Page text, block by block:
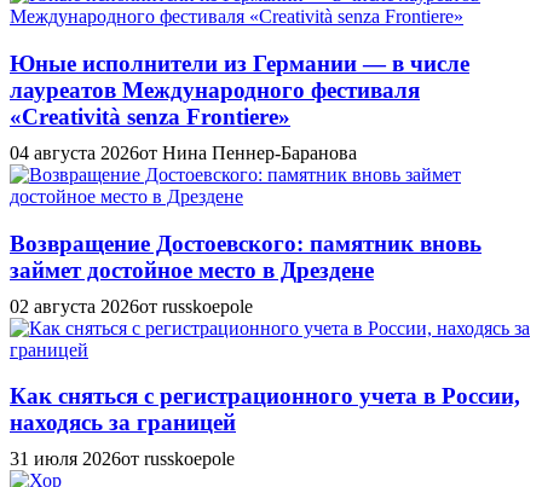
Юные исполнители из Германии — в числе
лауреатов Международного фестиваля
«Creatività senza Frontiere»
04 августа 2026от Нина Пеннер-Баранова
Возвращение Достоевского: памятник вновь
займет достойное место в Дрездене
02 августа 2026от russkoepole
Как сняться с регистрационного учета в России,
находясь за границей
31 июля 2026от russkoepole